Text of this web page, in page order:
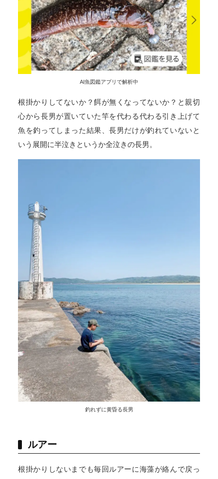
AI魚図鑑アプリで解析中
根掛かりしてないか？餌が無くなってないか？と親切
心から長男が置いていた竿を代わる代わる引き上げて
魚を釣ってしまった結果、長男だけが釣れていないと
いう展開に半泣きというか全泣きの長男。
釣れずに黄昏る長男
ルアー
根掛かりしないまでも毎回ルアーに海藻が絡んで戻っ